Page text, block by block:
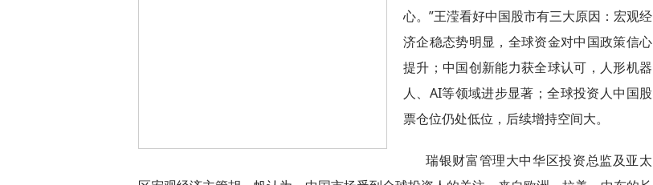
心。”王滢看好中国股市有三大原因：宏观经
济企稳态势明显，全球资金对中国政策信心
提升；中国创新能力获全球认可，人形机器
人、AI等领域进步显著；全球投资人中国股
票仓位仍处低位，后续增持空间大。
瑞银财富管理大中华区投资总监及亚太